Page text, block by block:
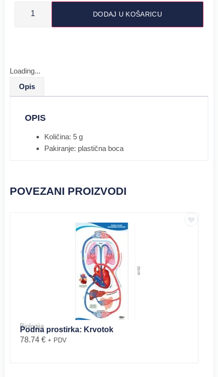
DODAJ U KOŠARICU
Loading...
Opis
OPIS
Količina: 5 g
Pakiranje: plastična boca
POVEZANI PROIZVODI
Biologija
Podna prostirka: Krvotok
78.74 € + PDV